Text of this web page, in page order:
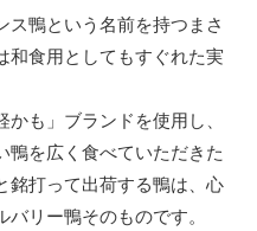
ス鴨という名前を持つまさ
和食用としてもすぐれた実
も」ブランドを使用し、
鴨を広く食べていただきた
銘打って出荷する鴨は、心
リー鴨そのものです。